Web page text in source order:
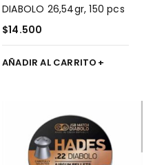
DIABOLO 26,54gr, 150 pcs
$14.500
AÑADIR AL CARRITO